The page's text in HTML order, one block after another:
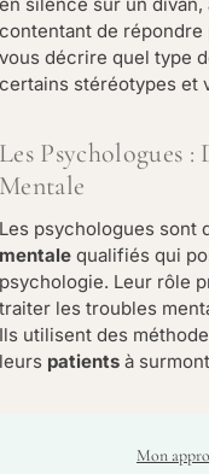
en silence sur un
contentant de répondre
vous décrire quel type
certains stéréotypes et
Les Psychologues :
Mentale
Les psychologues sont
mentale qualifiés qui
psychologie. Leur rôle
traiter les troubles
Ils utilisent des
leurs patients à
Mon